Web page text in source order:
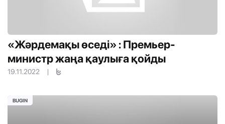
«Жәрдемақы өседі» : Премьер-
министр жаңа қаулыға қойды
19.11.2022 |
BUGIN